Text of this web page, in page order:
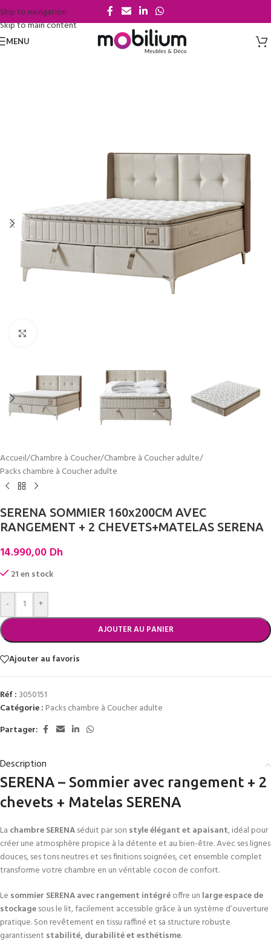
Skip to navigation
Skip to main content
MENU
Accueil/Chambre à Coucher/Chambre à Coucher adulte/
Packs chambre à Coucher adulte
SERENA SOMMIER 160x200CM AVEC
RANGEMENT + 2 CHEVETS+MATELAS SERENA
14.990,00 Dh
21 en stock
- +
AJOUTER AU PANIER
Ajouter au favoris
Réf : 3050151
Catégorie : Packs chambre à Coucher adulte
Partager:
Description
SERENA – Sommier avec rangement + 2
chevets + Matelas SERENA
La chambre SERENAséduit par son style élégant et apaisant, idéal pour
créer une atmosphère propice à la détente et au bien-être. Avec ses lignes
douces, ses tons neutres et ses finitions soignées, cet ensemble complet
transforme votre chambre en un véritable cocon de confort.
Le sommier SERENA avec rangement intégréoffre un large espace de
stockagesous le lit, facilement accessible grâce à un système d’ouverture
pratique. Son revêtement en tissu raffiné et sa structure robuste
garantissent stabilité, durabilité et esthétisme.